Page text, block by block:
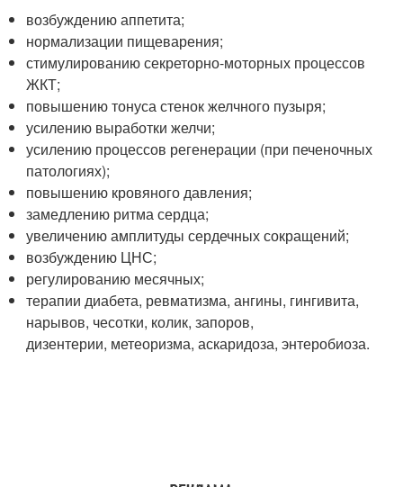
возбуждению аппетита;
нормализации пищеварения;
стимулированию секреторно-моторных процессов
ЖКТ;
повышению тонуса стенок желчного пузыря;
усилению выработки желчи;
усилению процессов регенерации (при печеночных
патологиях);
повышению кровяного давления;
замедлению ритма сердца;
увеличению амплитуды сердечных сокращений;
возбуждению ЦНС;
регулированию месячных;
терапии диабета, ревматизма, ангины, гингивита,
нарывов, чесотки, колик, запоров,
дизентерии, метеоризма, аскаридоза, энтеробиоза.